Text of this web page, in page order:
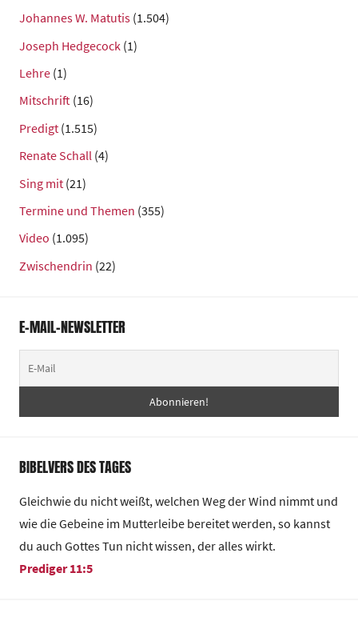
Johannes W. Matutis (1.504)
Joseph Hedgecock (1)
Lehre (1)
Mitschrift (16)
Predigt (1.515)
Renate Schall (4)
Sing mit (21)
Termine und Themen (355)
Video (1.095)
Zwischendrin (22)
E-MAIL-NEWSLETTER
BIBELVERS DES TAGES
Gleichwie du nicht weißt, welchen Weg der Wind nimmt und
wie die Gebeine im Mutterleibe bereitet werden, so kannst
du auch Gottes Tun nicht wissen, der alles wirkt.
Prediger 11:5